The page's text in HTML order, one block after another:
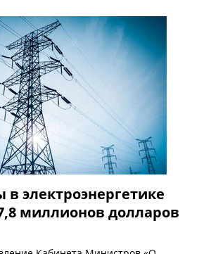
электроэнергетике
миллионов долларов